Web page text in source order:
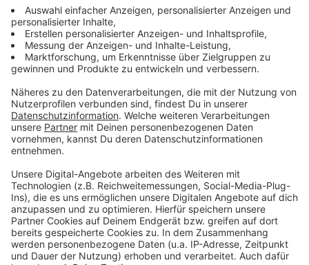
„Mit dieser Förderung leisten wir einen eigenen,
zusätzlichen Beitrag zur nachhaltigen Entwicklung
der Mobilität unserer Mitarbeitenden,“ so der
kaufmännische Direktor der Klinik, Dr. Eibo
Krahmer.
Veröffentlicht:Freitag, 28.07.2023 14:48
Anzeige
Anzeige